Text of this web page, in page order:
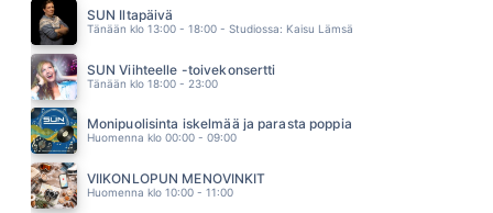
IDA PAUL & KALLE LINDROTH
03.28
JONNA TERVOMAA
03.25
SUN Iltapäivä
Tänään klo 13:00 - 18:00 - Studiossa: Kaisu Lämsä
SUN Viihteelle -toivekonsertti
Tänään klo 18:00 - 23:00
Monipuolisinta iskelmää ja parasta poppia
Huomenna klo 00:00 - 09:00
VIIKONLOPUN MENOVINKIT
Huomenna klo 10:00 - 11:00